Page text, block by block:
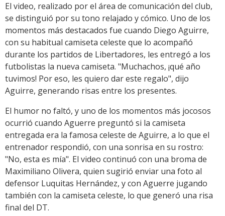
El video, realizado por el área de comunicación del club,
se distinguió por su tono relajado y cómico. Uno de los
momentos más destacados fue cuando Diego Aguirre,
con su habitual camiseta celeste que lo acompañó
durante los partidos de Libertadores, les entregó a los
futbolistas la nueva camiseta. "Muchachos, ¡qué año
tuvimos! Por eso, les quiero dar este regalo", dijo
Aguirre, generando risas entre los presentes.
El humor no faltó, y uno de los momentos más jocosos
ocurrió cuando Aguerre preguntó si la camiseta
entregada era la famosa celeste de Aguirre, a lo que el
entrenador respondió, con una sonrisa en su rostro:
"No, esta es mía". El video continuó con una broma de
Maximiliano Olivera, quien sugirió enviar una foto al
defensor Luquitas Hernández, y con Aguerre jugando
también con la camiseta celeste, lo que generó una risa
final del DT.